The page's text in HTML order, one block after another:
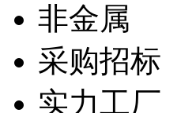
非金属
采购招标
实力工厂